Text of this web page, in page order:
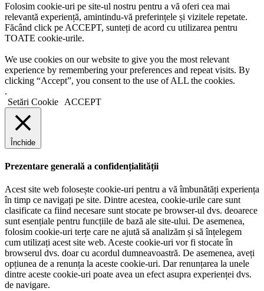
Folosim cookie-uri pe site-ul nostru pentru a vă oferi cea mai
relevantă experiență, amintindu-vă preferințele și vizitele repetate.
Făcând click pe ACCEPT, sunteți de acord cu utilizarea pentru
TOATE cookie-urile.
We use cookies on our website to give you the most relevant
experience by remembering your preferences and repeat visits. By
clicking “Accept”, you consent to the use of ALL the cookies.
.
Setări Cookie
ACCEPT
Închide
Prezentare generală a confidențialității
Acest site web folosește cookie-uri pentru a vă îmbunătăți experiența
în timp ce navigați pe site. Dintre acestea, cookie-urile care sunt
clasificate ca fiind necesare sunt stocate pe browser-ul dvs. deoarece
sunt esențiale pentru funcțiile de bază ale site-ului. De asemenea,
folosim cookie-uri terțe care ne ajută să analizăm și să înțelegem
cum utilizați acest site web. Aceste cookie-uri vor fi stocate în
browserul dvs. doar cu acordul dumneavoastră. De asemenea, aveți
opțiunea de a renunța la aceste cookie-uri. Dar renunțarea la unele
dintre aceste cookie-uri poate avea un efect asupra experienței dvs.
de navigare.